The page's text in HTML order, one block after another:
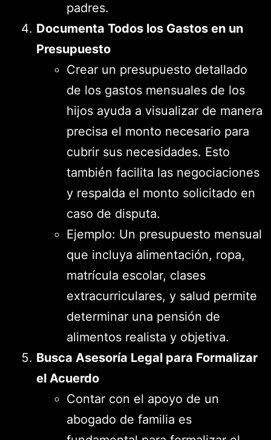
padres.
Documenta Todos los Gastos en un
Presupuesto
Crear un presupuesto detallado
de los gastos mensuales de los
hijos ayuda a visualizar de manera
precisa el monto necesario para
cubrir sus necesidades. Esto
también facilita las negociaciones
y respalda el monto solicitado en
caso de disputa.
Ejemplo: Un presupuesto mensual
que incluya alimentación, ropa,
matrícula escolar, clases
extracurriculares, y salud permite
determinar una pensión de
alimentos realista y objetiva.
Busca Asesoría Legal para Formalizar
el Acuerdo
Contar con el apoyo de un
abogado de familia es